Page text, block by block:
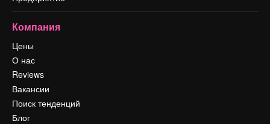
Компания
Цены
О нас
Reviews
Вакансии
Поиск тенденций
Блог